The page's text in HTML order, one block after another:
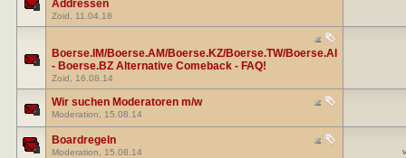
Addressen
Zoid , 11.04.18
Boerse.IM/Boerse.AM/Boerse.KZ/Boerse.TW/Boerse.AI
- Boerse.BZ Alternative Comeback - FAQ!
Zoid , 16.08.14
Wir suchen Moderatoren m/w
Moderation , 15.08.14
Boardregeln
Moderation , 15.08.14